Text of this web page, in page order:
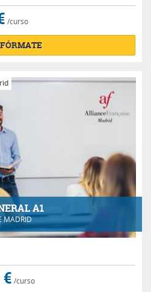
/curso
A1
MADRID
/curso